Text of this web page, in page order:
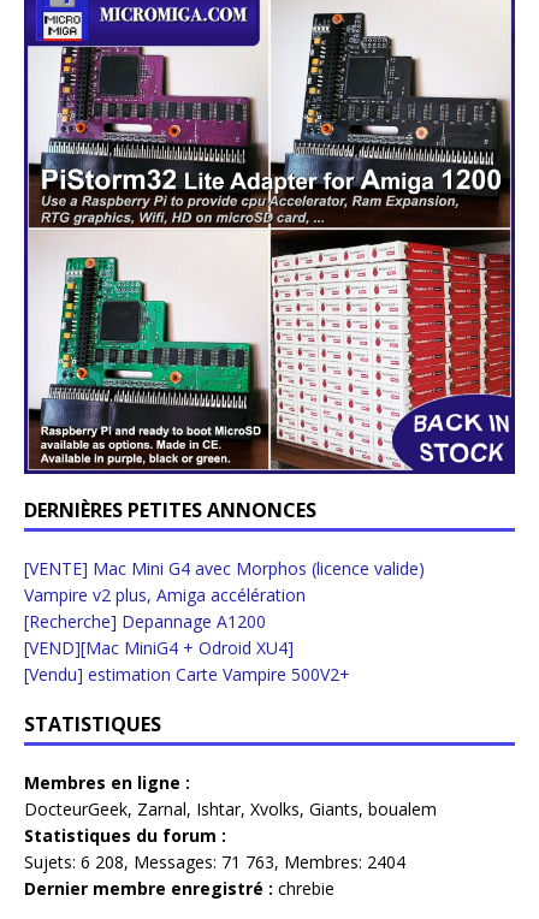
DERNIÈRES PETITES ANNONCES
[VENTE] Mac Mini G4 avec Morphos (licence valide)
Vampire v2 plus, Amiga accélération
[Recherche] Depannage A1200
[VEND][Mac MiniG4 + Odroid XU4]
[Vendu] estimation Carte Vampire 500V2+
STATISTIQUES
Membres en ligne :
DocteurGeek, Zarnal, Ishtar, Xvolks, Giants, boualem
Statistiques du forum :
Sujets: 6 208, Messages: 71 763, Membres: 2404
Dernier membre enregistré : chrebie